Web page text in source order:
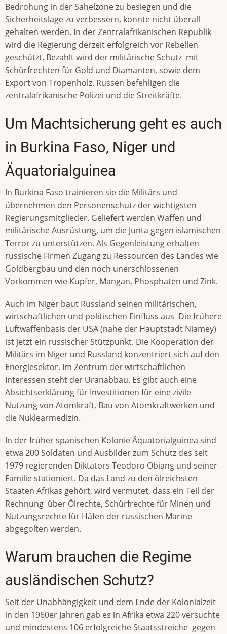
Bedrohung in der Sahelzone zu besiegen und die
Sicherheitslage zu verbessern, konnte nicht überall
gehalten werden. In der Zentralafrikanischen Republik
wird die Regierung derzeit erfolgreich vor Rebellen
geschützt. Bezahlt wird der militärische Schutz mit
Schürfrechten für Gold und Diamanten, sowie dem
Export von Tropenholz. Russen befehligen die
zentralafrikanische Polizei und die Streitkräfte.
Um Machtsicherung geht es auch
in Burkina Faso, Niger und
Äquatorialguinea
In Burkina Faso trainieren sie die Militärs und
übernehmen den Personenschutz der wichtigsten
Regierungsmitglieder. Geliefert werden Waffen und
militärische Ausrüstung, um die Junta gegen islamischen
Terror zu unterstützen. Als Gegenleistung erhalten
russische Firmen Zugang zu Ressourcen des Landes wie
Goldbergbau und den noch unerschlossenen
Vorkommen wie Kupfer, Mangan, Phosphaten und Zink.
Auch im Niger baut Russland seinen militärischen,
wirtschaftlichen und politischen Einfluss aus Die frühere
Luftwaffenbasis der USA (nahe der Hauptstadt Niamey)
ist jetzt ein russischer Stützpunkt. Die Kooperation der
Militärs im Niger und Russland konzentriert sich auf den
Energiesektor. Im Zentrum der wirtschaftlichen
Interessen steht der Uranabbau. Es gibt auch eine
Absichtserklärung für Investitionen für eine zivile
Nutzung von Atomkraft, Bau von Atomkraftwerken und
die Nuklearmedizin.
In der früher spanischen Kolonie Äquatorialguinea sind
etwa 200 Soldaten und Ausbilder zum Schutz des seit
1979 regierenden Diktators Teodoro Obiang und seiner
Familie stationiert. Da das Land zu den ölreichsten
Staaten Afrikas gehört, wird vermutet, dass ein Teil der
Rechnung über Ölrechte, Schürfrechte für Minen und
Nutzungsrechte für Häfen der russischen Marine
abgegolten werden.
Warum brauchen die Regime
ausländischen Schutz?
Seit der Unabhängigkeit und dem Ende der Kolonialzeit
in den 1960er Jahren gab es in Afrika etwa 220 versuchte
und mindestens 106 erfolgreiche Staatsstreiche gegen